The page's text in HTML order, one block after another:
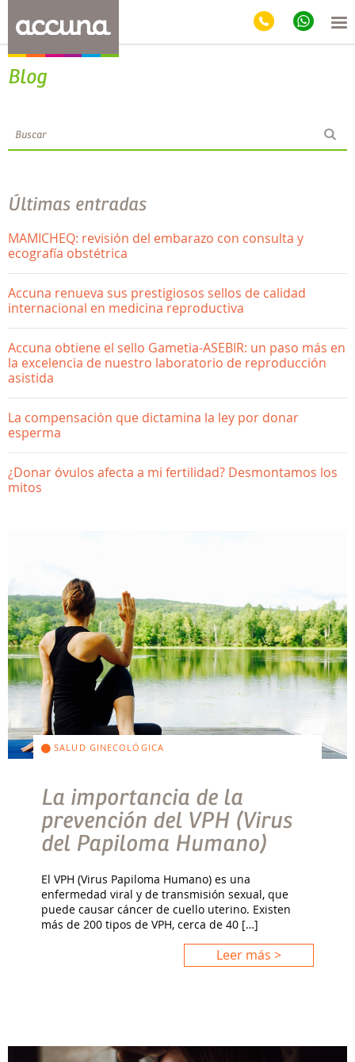
Blog
Últimas entradas
MAMICHEQ: revisión del embarazo con consulta y
ecografía obstétrica
Accuna renueva sus prestigiosos sellos de calidad
internacional en medicina reproductiva
Accuna obtiene el sello Gametia-ASEBIR: un paso más en
la excelencia de nuestro laboratorio de reproducción
asistida
La compensación que dictamina la ley por donar
esperma
¿Donar óvulos afecta a mi fertilidad? Desmontamos los
mitos
SALUD GINECOLÓGICA
La importancia de la
prevención del VPH (Virus
del Papiloma Humano)
El VPH (Virus Papiloma Humano) es una
enfermedad viral y de transmisión sexual, que
puede causar cáncer de cuello uterino. Existen
más de 200 tipos de VPH, cerca de 40 […]
Leer más >